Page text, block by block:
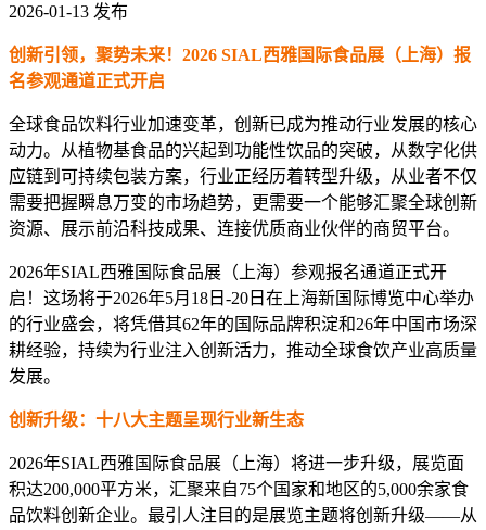
2026-01-13 发布
创新引领，聚势未来！2026 SIAL西雅国际食品展（上海）报
名参观通道正式开启
全球食品饮料行业加速变革，创新已成为推动行业发展的核心
动力。从植物基食品的兴起到功能性饮品的突破，从数字化供
应链到可持续包装方案，行业正经历着转型升级，从业者不仅
需要把握瞬息万变的市场趋势，更需要一个能够汇聚全球创新
资源、展示前沿科技成果、连接优质商业伙伴的商贸平台。
2026年SIAL西雅国际食品展（上海）参观报名通道正式开
启！这场将于2026年5月18日-20日在上海新国际博览中心举办
的行业盛会，将凭借其62年的国际品牌积淀和26年中国市场深
耕经验，持续为行业注入创新活力，推动全球食饮产业高质量
发展。
创新升级：十八大主题呈现行业新生态
2026年SIAL西雅国际食品展（上海）将进一步升级，展览面
积达200,000平方米，汇聚来自75个国家和地区的5,000余家食
品饮料创新企业。最引人注目的是展览主题将创新升级——从